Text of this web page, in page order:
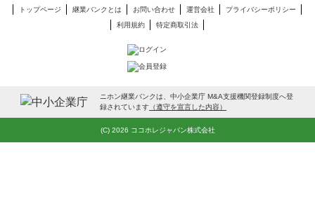
トップページ 継業バンクとは お問い合わせ 運営会社 プライバシーポリシー
利用規約 特定商取引法
ニホン継業バンクは、中小企業庁 M&A支援機関登録制度へ登
録されています （遵守を宣言した内容）
(C) 2026 ココホレジャパン株式会社